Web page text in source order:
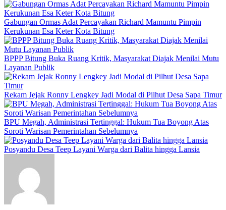
Gabungan Ormas Adat Percayakan Richard Mamuntu Pimpin
Kerukunan Esa Keter Kota Bitung
BPPP Bitung Buka Ruang Kritik, Masyarakat Diajak Menilai Mutu
Layanan Publik
Rekam Jejak Ronny Lengkey Jadi Modal di Pilhut Desa Sapa Timur
BPU Megah, Administrasi Tertinggal: Hukum Tua Boyong Atas
Soroti Warisan Pemerintahan Sebelumnya
Posyandu Desa Teep Layani Warga dari Balita hingga Lansia